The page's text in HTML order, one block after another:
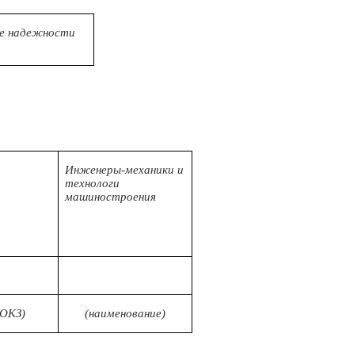
надежности
Инженеры-механики и
технологи
машиностроения
(наименование)